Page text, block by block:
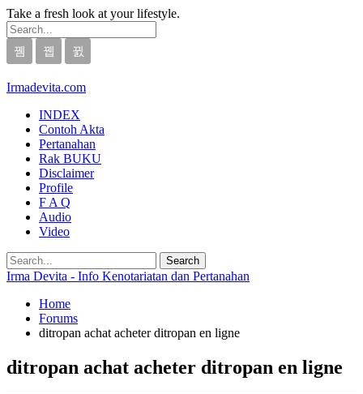
Take a fresh look at your lifestyle.
Irmadevita.com
INDEX
Contoh Akta
Pertanahan
Rak BUKU
Disclaimer
Profile
F A Q
Audio
Video
Irma Devita - Info Kenotariatan dan Pertanahan
Home
Forums
ditropan achat acheter ditropan en ligne
ditropan achat acheter ditropan en ligne